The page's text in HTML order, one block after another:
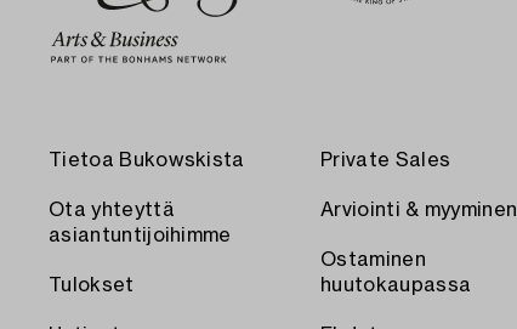
Tietoa Bukowskista
Ota yhteyttä
asiantuntijoihimme
Tulokset
Private Sales
Arviointi & myyminen
Ostaminen
huutokaupassa